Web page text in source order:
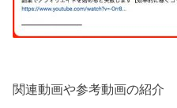
関連動画や参考動画の紹介